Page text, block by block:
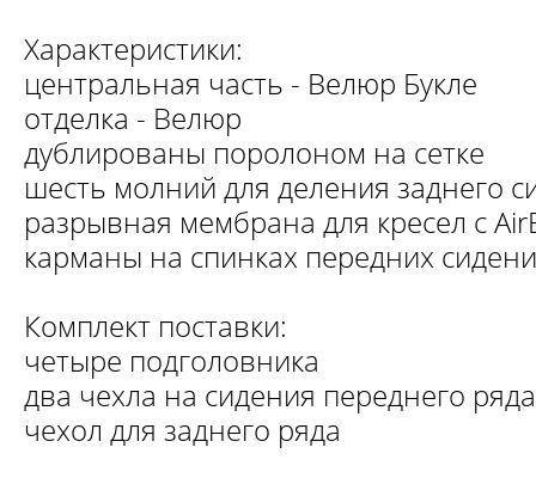
Характеристики:
центральная часть - Велюр Букле
отделка - Велюр
дублированы поролоном на сетке
шесть молний для деления заднего
разрывная мембрана для кресел с
карманы на спинках передних
Комплект поставки:
четыре подголовника
два чехла на сидения переднего ряда
чехол для заднего ряда